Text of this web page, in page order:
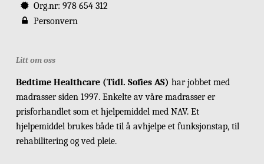
Org.nr: 978 654 312
Personvern
Litt om oss
Bedtime Healthcare (Tidl. Sofies AS) har jobbet med
madrasser siden 1997. Enkelte av våre madrasser er
prisforhandlet som et hjelpemiddel med NAV. Et
hjelpemiddel brukes både til å avhjelpe et funksjonstap, til
rehabilitering og ved pleie.